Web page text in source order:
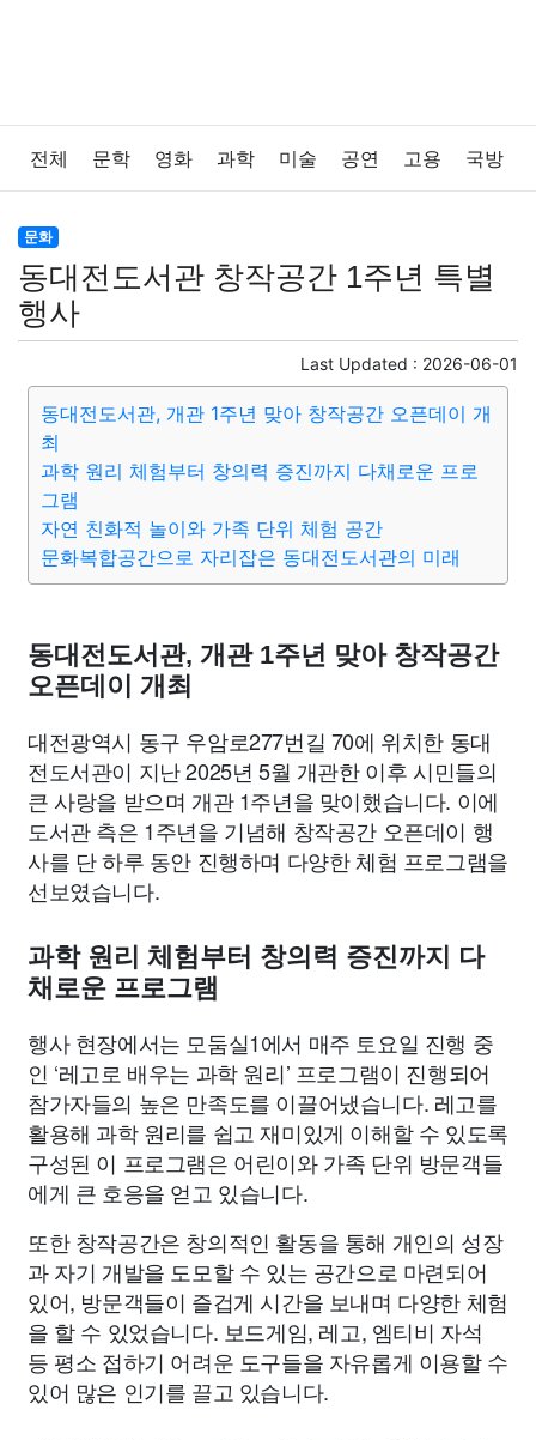
전체 문학 영화 과학 미술 공연 고용 국방
법률
보건 질병 가요 방송 일상 주식 암호화폐
반려동물 패션 미용
증권 인테리어 요리 상품리뷰 원예 금융
게임 스포츠 사진 대출 자동차 취미
맛집 IT 컴퓨터 기술 종교 사회 정치
교통 생활 기타
문화
동대전도서관 창작공간 1주년 특별
행사
Last Updated : 2026-06-01
동대전도서관, 개관 1주년 맞아 창작공간 오픈데이 개
최
과학 원리 체험부터 창의력 증진까지 다채로운 프로
그램
자연 친화적 놀이와 가족 단위 체험 공간
문화복합공간으로 자리잡은 동대전도서관의 미래
동대전도서관, 개관 1주년 맞아 창작공간
오픈데이 개최
대전광역시 동구 우암로277번길 70에 위치한 동대
전도서관이 지난 2025년 5월 개관한 이후 시민들의
큰 사랑을 받으며 개관 1주년을 맞이했습니다. 이에
도서관 측은 1주년을 기념해 창작공간 오픈데이 행
사를 단 하루 동안 진행하며 다양한 체험 프로그램을
선보였습니다.
과학 원리 체험부터 창의력 증진까지 다
채로운 프로그램
행사 현장에서는 모둠실1에서 매주 토요일 진행 중
인 ‘레고로 배우는 과학 원리’ 프로그램이 진행되어
참가자들의 높은 만족도를 이끌어냈습니다. 레고를
활용해 과학 원리를 쉽고 재미있게 이해할 수 있도록
구성된 이 프로그램은 어린이와 가족 단위 방문객들
에게 큰 호응을 얻고 있습니다.
또한 창작공간은 창의적인 활동을 통해 개인의 성장
과 자기 개발을 도모할 수 있는 공간으로 마련되어
있어, 방문객들이 즐겁게 시간을 보내며 다양한 체험
을 할 수 있었습니다. 보드게임, 레고, 엠티비 자석
등 평소 접하기 어려운 도구들을 자유롭게 이용할 수
있어 많은 인기를 끌고 있습니다.